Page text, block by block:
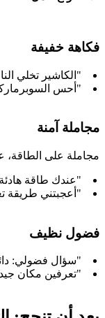
فكاهة خفيفة
"الكاشير تخلي
"أحس
مجاملة آمنة
مجاملة على
"عندك طاقة
"أعجبتني طريقة
فضول نظيف
"سؤال فضولي:
"تعرفين مكان